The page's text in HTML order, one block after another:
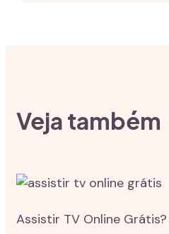
Veja também
Assistir TV Online